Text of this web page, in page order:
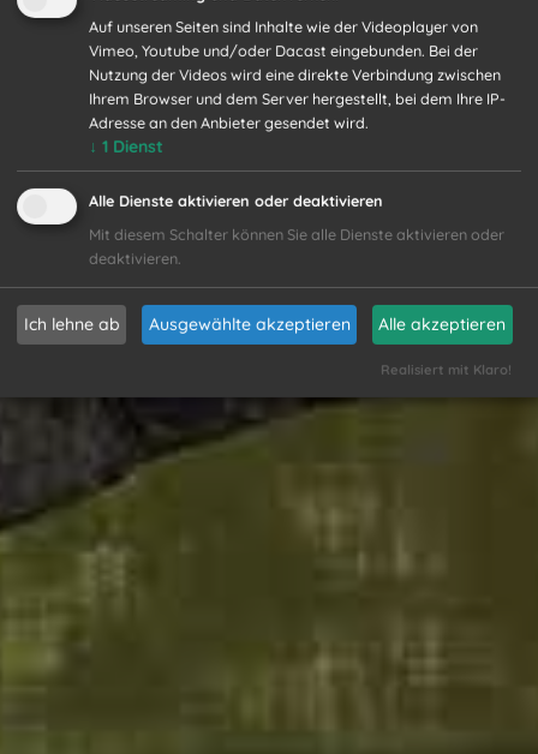
Parks &
Gärten
der Oberlausitz
Auf unseren Seiten sind Inhalte wie der Videoplayer von
Vimeo, Youtube und/oder Dacast eingebunden. Bei der
Nutzung der Videos wird eine direkte Verbindung zwischen
Ihrem Browser und dem Server hergestellt, bei dem Ihre IP-
Adresse an den Anbieter gesendet wird.
↓ 1 Dienst
Alle Dienste aktivieren oder deaktivieren
Mit diesem Schalter können Sie alle Dienste aktivieren oder
deaktivieren.
Ich lehne ab Ausgewählte akzeptieren Alle akzeptieren
Realisiert mit Klaro!